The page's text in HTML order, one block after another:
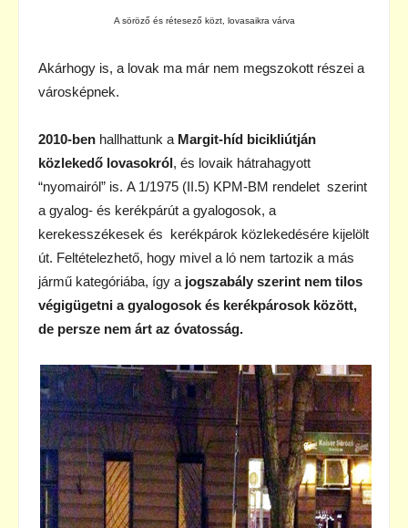
A söröző és rétesező közt, lovasaikra várva
Akárhogy is, a lovak ma már nem megszokott részei a
városképnek.
2010-ben hallhattunk a Margit-híd bicikliútján
közlekedő lovasokról, és lovaik hátrahagyott
“nyomairól” is. A 1/1975 (II.5) KPM-BM rendelet szerint
a gyalog- és kerékpárút a gyalogosok, a
kerekesszékesek és kerékpárok közlekedésére kijelölt
út. Feltételezhető, hogy mivel a ló nem tartozik a más
jármű kategóriába, így a jogszabály szerint nem tilos
végigügetni a gyalogosok és kerékpárosok között,
de persze nem árt az óvatosság.